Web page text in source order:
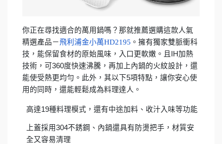
你正在尋找適合的萬用鍋嗎？那就推薦選購這款人氣
精選產品－飛利浦金小萬HD2195 。擁有獨家雙脈衝科
技，能保留食材的原始風味，入口更軟嫩。且IH加熱
技術，可360度快速沸騰，再加上內鍋的火紋設計，還
能使受熱更均勻。此外，其以下5項特點，讓你安心使
用的同時，還能輕鬆成為料理達人。
高達19種料理模式，還有中途加料、收汁入味等功能
上蓋採用304不銹鋼、內鍋還具有防燙把手，材質安
全又容易清理